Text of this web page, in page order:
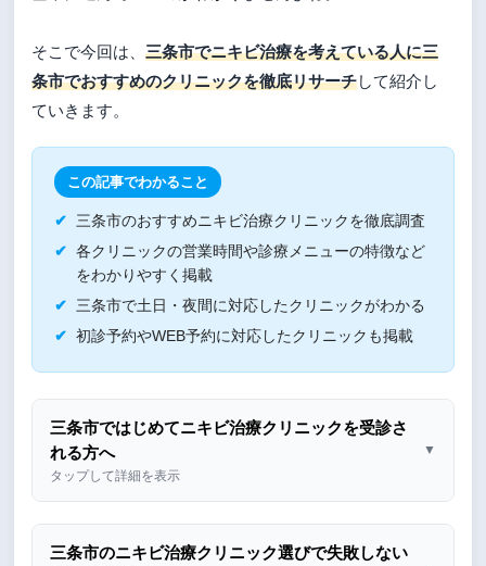
そこで今回は、三条市でニキビ治療を考えている人に三
条市でおすすめのクリニックを徹底リサーチして紹介し
ていきます。
この記事でわかること
三条市のおすすめニキビ治療クリニックを徹底調査
各クリニックの営業時間や診療メニューの特徴など
をわかりやすく掲載
三条市で土日・夜間に対応したクリニックがわかる
初診予約やWEB予約に対応したクリニックも掲載
三条市ではじめてニキビ治療クリニックを受診さ
れる方へ
タップして詳細を表示
▼
三条市のニキビ治療クリニック選びで失敗しない